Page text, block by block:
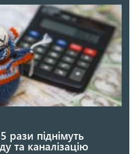
рази піднімуть
та каналізацію